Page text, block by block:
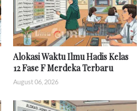
Alokasi Waktu Ilmu Hadis Kelas
12 Fase F Merdeka Terbaru
August 06, 2026